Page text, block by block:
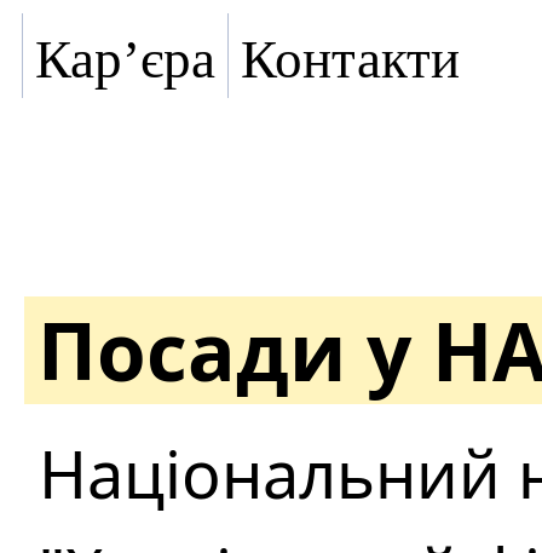
Кар’єра Контакти
Посади у
Національний